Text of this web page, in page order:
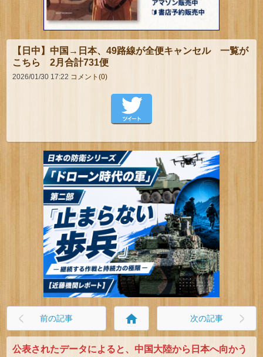
【日中】中国→日本、49路線が全便キャンセル 一覧が
こちら 2月合計731便
2026/01/30 17:22 コメント(0)
前の記事 home 次の記事
公表されたデータによると、中国大陸から日本へ向かう